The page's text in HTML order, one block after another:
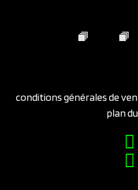
conditions générales de
plan